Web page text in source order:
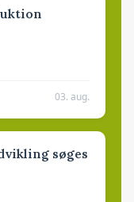
03. aug.
søges